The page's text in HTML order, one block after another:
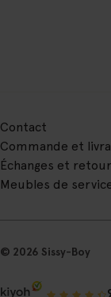
Contact
Commande et
Échanges et
Meubles de
© 2026 Sissy-Boy